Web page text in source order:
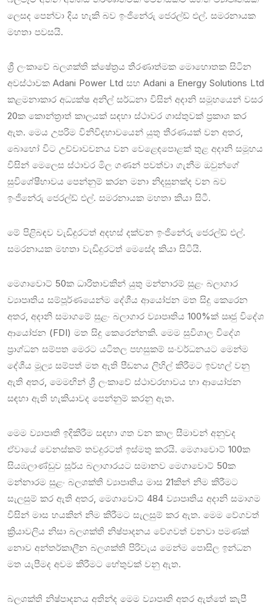
ලෙසද පෙන්වා දිය හැකි බව ඉංජිනේරු ජෙරල්ඩ් එල්. සමරනායක
මහතා පවසයි.
ශ්‍රී ලංකාවේ බලශක්ති ක්ෂේත්‍රය තීරණාත්මක මොහොතක සිටින
අවස්ථාවක Adani Power Ltd සහ Adani a Energy Solutions Ltd
කළමනාකාර අධ්‍යක්ෂ අනිල් සර්ධනා විසින් අදානි සමූහයෙන් වසර
20ක කොන්ත්‍රාත් කාලයක් සඳහා ස්ථාවර ගාස්තුවක් ප්‍රකාශ කර
ඇත. මෙය උපරිම විනිවිදභාවයෙන් යුතු තීරණයක් වන අතර,
බොහෝ විට උච්චාවචනය වන වෙළෙඳපොළක් තුළ අදානි සමූහය
විසින් මෙලෙස ස්ථාවර මිල ගණන් පවත්වා ගැනීම ඔවුන්ගේ
සුවිශේෂීභාවය පෙන්නුම් කරන මනා නිදසුනක්ද වන බව
ඉංජිනේරු ජෙරල්ඩ් එල්. සමරනායක මහතා කියා සිටී.
මේ පිළිබඳව වැඩිදුරටත් අදහස් දක්වන ඉංජිනේරු ජෙරල්ඩ් එල්.
සමරනායක මහතා වැඩිදුරටත් මෙසේද කියා සිටියි.
මෙගාවොට් 50ක ධාරිතාවකින් යුතු මන්නාරම් සුළං බලාගාර
ව්‍යාපෘතිය සම්පූර්ණයෙන්ම දේශීය ආයෝජන මත සිදු කෙරෙන
අතර, අදානි සමාගමේ සුළං බලාගාර ව්‍යාපෘතිය 100%ක් ඍජු විදේශ
ආයෝජන (FDI) මත සිදු කෙරෙන්නකි. මෙම සුවිශාල විදේශ
ප්‍රාග්ධන සම්පත මෙරට යටිතල පහසුකම් සංවර්ධනයට මෙන්ම
දේශීය මූල්‍ය සම්පත් මත ඇති පීඩනය ලිහිල් කිරීමට ඉවහල් වනු
ඇති අතර, මෙමඟින් ශ්‍රී ලංකාවේ ස්ථාවරභාවය හා ආයෝජන
සඳහා ඇති හැකියාවද පෙන්නුම් කරනු ඇත.
මෙම ව්‍යාපෘති ඉදිකිරීම සඳහා ගත වන කාල සීමාවන් අනුවද
ඒවායේ වෙනස්කම් තවදුරටත් ඉස්මතු කරයි. මෙගාවොට් 100ක
සියඹලාණ්ඩුව සූර්ය බලාගාරයට සමානව මෙගාවොට් 50ක
මන්නාරම සුළං බලශක්ති ව්‍යාපෘතිය මාස 21කින් නිම කිරීමට
සැලසුම් කර ඇති අතර, මෙගාවොට් 484 ව්‍යාපෘතිය අදානි සමාගම
විසින් මාස හයකින් නිම කිරීමට සැලසුම් කර ඇත. මෙම වේගවත්
ක්‍රියාවලිය නිසා බලශක්ති නිෂ්පාදනය වේගවත් වනවා පමණක්
නොව අන්තර්කාලීන බලශක්ති පිරිවැය මෙන්ම පොසිල ඉන්ධන
මත යැපීමද අවම කිරීමට හේතුවක් වනු ඇත.
බලශක්ති නිෂ්පාදනය අතින්ද මෙම ව්‍යාපෘති අතර ඇත්තේ කැපී